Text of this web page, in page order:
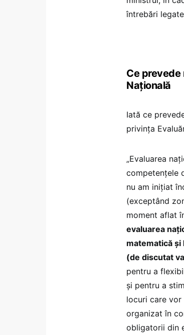
întrebări
Ce prevede
Națională
Iată ce
privința
„Evaluarea
competențele
nu am inițiat
(exceptând
moment aflat
evaluarea
matematică
(de discutat
pentru a
și pentru a
locuri care
organizat în
obligatorii din